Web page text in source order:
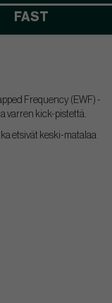
FAST
Frequency (EWF) -
varren kick-pistettä.
etsivät keski-matalaa